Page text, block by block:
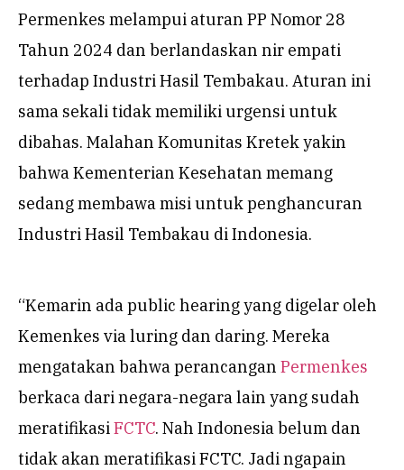
Permenkes melampui aturan PP Nomor 28
Tahun 2024 dan berlandaskan nir empati
terhadap Industri Hasil Tembakau. Aturan ini
sama sekali tidak memiliki urgensi untuk
dibahas. Malahan Komunitas Kretek yakin
bahwa Kementerian Kesehatan memang
sedang membawa misi untuk penghancuran
Industri Hasil Tembakau di Indonesia.
“Kemarin ada public hearing yang digelar oleh
Kemenkes via luring dan daring. Mereka
mengatakan bahwa perancangan Permenkes
berkaca dari negara-negara lain yang sudah
meratifikasi FCTC. Nah Indonesia belum dan
tidak akan meratifikasi FCTC. Jadi ngapain